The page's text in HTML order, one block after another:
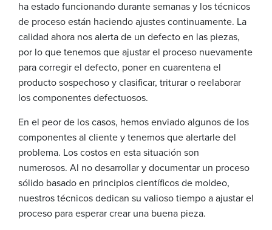
ha estado funcionando durante semanas y los técnicos
de proceso están haciendo ajustes continuamente. La
calidad ahora nos alerta de un defecto en las piezas,
por lo que tenemos que ajustar el proceso nuevamente
para corregir el defecto, poner en cuarentena el
producto sospechoso y clasificar, triturar o reelaborar
los componentes defectuosos.
En el peor de los casos, hemos enviado algunos de los
componentes al cliente y tenemos que alertarle del
problema. Los costos en esta situación son
numerosos. Al no desarrollar y documentar un proceso
sólido basado en principios científicos de moldeo,
nuestros técnicos dedican su valioso tiempo a ajustar el
proceso para esperar crear una buena pieza.